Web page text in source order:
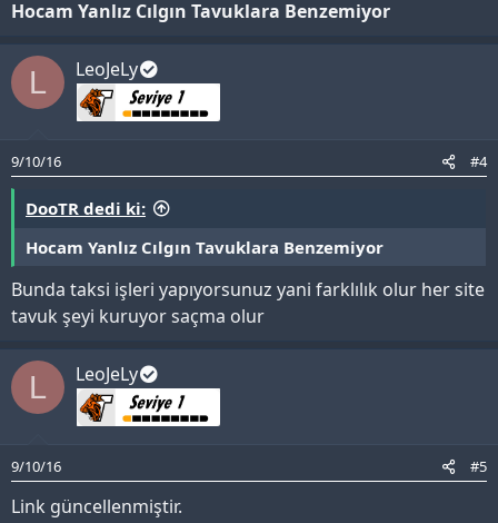
Hocam Yanlız Cılgın Tavuklara Benzemiyor
L LeoJeLy
9/10/16 #4
DooTR dedi ki:
Hocam Yanlız Cılgın Tavuklara Benzemiyor
Bunda taksi işleri yapıyorsunuz yani farklılık olur her site
tavuk şeyi kuruyor saçma olur
L LeoJeLy
9/10/16 #5
Link güncellenmiştir.